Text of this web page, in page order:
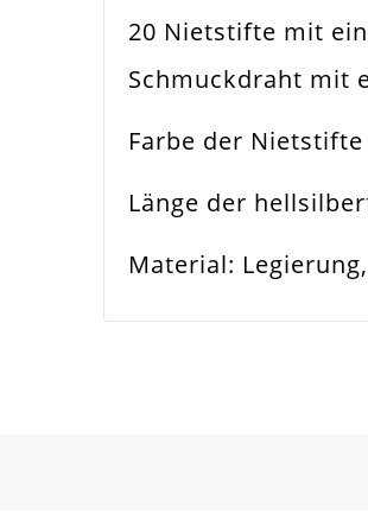
Farbe
Verwendung
Länge
20 Nietstifte mit
Schmuckdraht mit
Farbe der
Länge der
Material: